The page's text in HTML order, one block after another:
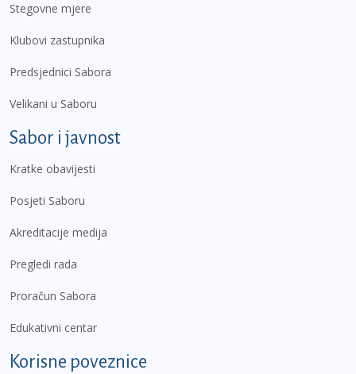
Stegovne mjere
Klubovi zastupnika
Predsjednici Sabora
Velikani u Saboru
Sabor i javnost
Kratke obavijesti
Posjeti Saboru
Akreditacije medija
Pregledi rada
Proračun Sabora
Edukativni centar
Korisne poveznice